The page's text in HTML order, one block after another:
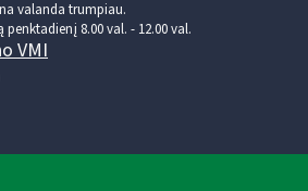
valanda trumpiau.
8.00 val. - 12.00 val.
VMI